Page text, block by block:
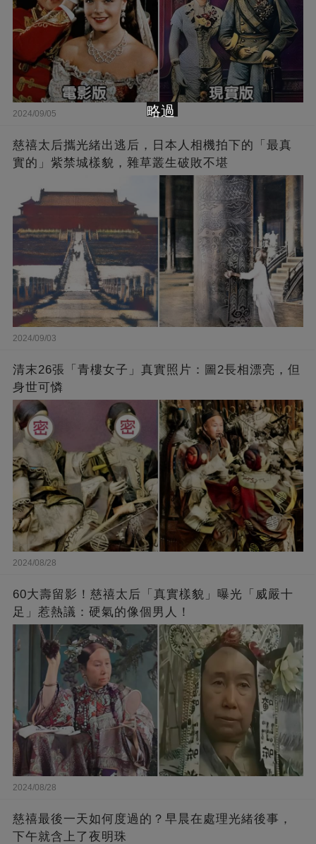
2024/09/05
慈禧太后攜光緒出逃后，日本人相機拍下的「最真
實的」紫禁城樣貌，雜草叢生破敗不堪
2024/09/03
清末26張「青樓女子」真實照片：圖2長相漂亮，但
身世可憐
2024/08/28
60大壽留影！慈禧太后「真實樣貌」曝光「威嚴十
足」惹熱議：硬氣的像個男人！
2024/08/28
慈禧最後一天如何度過的？早晨在處理光緒後事，
下午就含上了夜明珠
略過